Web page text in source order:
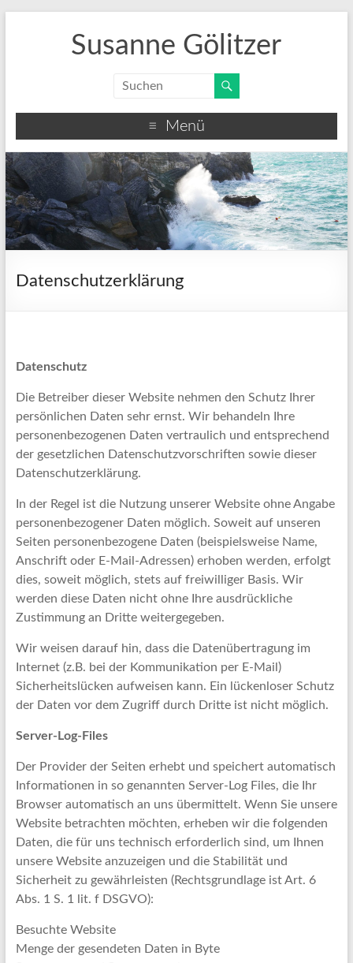
Susanne Gölitzer
Menü
Datenschutzerklärung
Datenschutz
Die Betreiber dieser Website nehmen den Schutz Ihrer
persönlichen Daten sehr ernst. Wir behandeln Ihre
personenbezogenen Daten vertraulich und entsprechend
der gesetzlichen Datenschutzvorschriften sowie dieser
Datenschutzerklärung.
In der Regel ist die Nutzung unserer Website ohne Angabe
personenbezogener Daten möglich. Soweit auf unseren
Seiten personenbezogene Daten (beispielsweise Name,
Anschrift oder E-Mail-Adressen) erhoben werden, erfolgt
dies, soweit möglich, stets auf freiwilliger Basis. Wir
werden diese Daten nicht ohne Ihre ausdrückliche
Zustimmung an Dritte weitergegeben.
Wir weisen darauf hin, dass die Datenübertragung im
Internet (z.B. bei der Kommunikation per E-Mail)
Sicherheitslücken aufweisen kann. Ein lückenloser Schutz
der Daten vor dem Zugriff durch Dritte ist nicht möglich.
Server-Log-Files
Der Provider der Seiten erhebt und speichert automatisch
Informationen in so genannten Server-Log Files, die Ihr
Browser automatisch an uns übermittelt. Wenn Sie unsere
Website betrachten möchten, erheben wir die folgenden
Daten, die für uns technisch erforderlich sind, um Ihnen
unsere Website anzuzeigen und die Stabilität und
Sicherheit zu gewährleisten (Rechtsgrundlage ist Art. 6
Abs. 1 S. 1 lit. f DSGVO):
Besuchte Website
Menge der gesendeten Daten in Byte